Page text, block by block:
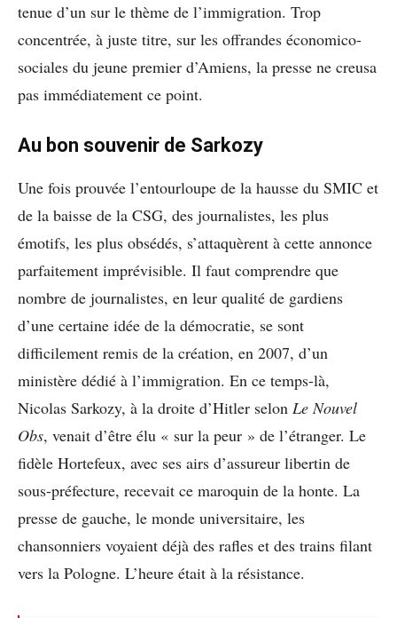
tenue d’un sur le thème de l’immigration. Trop
concentrée, à juste titre, sur les offrandes économico-
sociales du jeune premier d’Amiens, la presse ne creusa
pas immédiatement ce point.
Au bon souvenir de Sarkozy
Une fois prouvée l’entourloupe de la hausse du SMIC et
de la baisse de la CSG, des journalistes, les plus
émotifs, les plus obsédés, s’attaquèrent à cette annonce
parfaitement imprévisible. Il faut comprendre que
nombre de journalistes, en leur qualité de gardiens
d’une certaine idée de la démocratie, se sont
difficilement remis de la création, en 2007, d’un
ministère dédié à l’immigration. En ce temps-là,
Nicolas Sarkozy, à la droite d’Hitler selon Le Nouvel
Obs, venait d’être élu « sur la peur » de l’étranger. Le
fidèle Hortefeux, avec ses airs d’assureur libertin de
sous-préfecture, recevait ce maroquin de la honte. La
presse de gauche, le monde universitaire, les
chansonniers voyaient déjà des rafles et des trains filant
vers la Pologne. L’heure était à la résistance.